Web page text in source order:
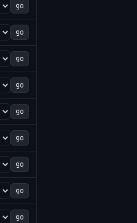
go
go
go
go
go
go
go
go
go